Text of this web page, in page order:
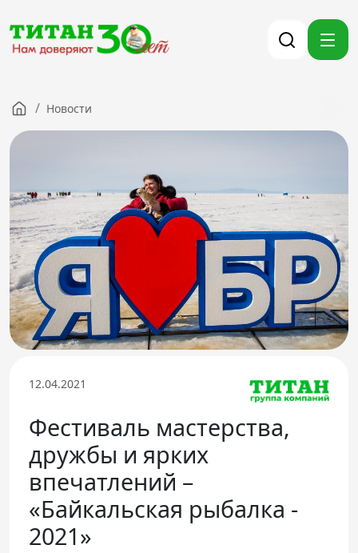
Компания
Вакансии
Новости
Контакты
Версия для слабовидящих
8 (3012) 411-099
/ Новости
12.04.2021
Фестиваль мастерства,
дружбы и ярких
впечатлений –
«Байкальская рыбалка -
2021»